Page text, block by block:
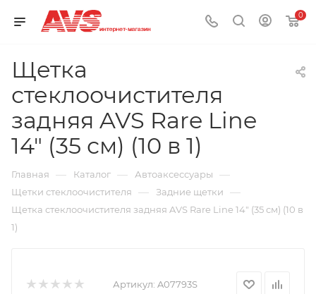
0
Щетка
стеклоочистителя
задняя AVS Rare Line
14" (35 см) (10 в 1)
Главная — Каталог — Автоаксессуары —
Щетки стеклоочистителя — Задние щетки —
Щетка стеклоочистителя задняя AVS Rare Line 14" (35 см) (10 в
1)
Артикул: A07793S